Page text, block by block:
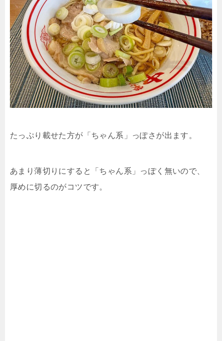
たっぷり載せた方が「ちゃん系」っぽさが出ます。
あまり薄切りにすると「ちゃん系」っぽく無いので、
厚めに切るのがコツです。